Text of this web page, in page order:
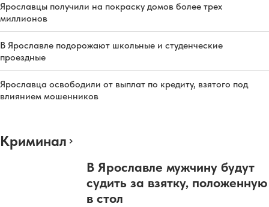
Ярославцы получили на покраску домов более трех
миллионов
В Ярославле подорожают школьные и студенческие
проездные
Ярославца освободили от выплат по кредиту, взятого под
влиянием мошенников
Криминал
В Ярославле мужчину будут
судить за взятку, положенную
в стол